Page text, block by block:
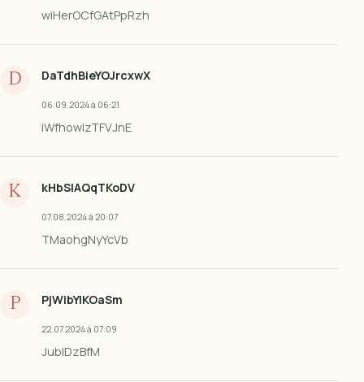
wiHerOCfGAtPpRzh
D DaTdhBieYOJrcxwX
06.09.2024 à 06:21
iWfhowIzTFVJnE
K kHbSlAQqTKoDV
07.08.2024 à 20:07
TMaohgNyYcVb
P PjWibYIKOaSm
22.07.2024 à 07:09
JublDzBfM